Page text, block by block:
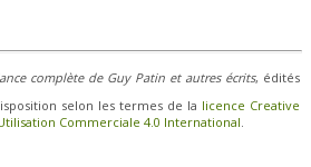
complète de Guy Patin et autres écrits, édités
selon les termes de la licence Creative
Commerciale 4.0 International.